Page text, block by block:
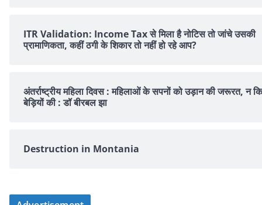
ITR Validation: Income Tax से मिला है नोटिस तो जांचे उसकी
प्रामाणिकता, कहीं ठगी के शिकार तो नहीं हो रहे आप?
अंतर्राष्ट्रीय महिला दिवस : महिलाओं के सपनों को उड़ान की जरूरत, न कि
बेड़ियों की : डॉ बीरबल झा
Destruction in Montania